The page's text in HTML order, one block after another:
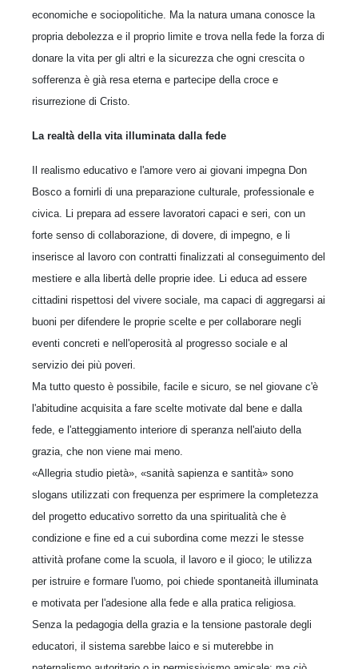
economiche e sociopolitiche. Ma la natura umana conosce la
propria debolezza e il proprio limite e trova nella fede la forza di
donare la vita per gli altri e la sicurezza che ogni crescita o
sofferenza è già resa eterna e partecipe della croce e
risurrezione di Cristo.
La realtà della vita illuminata dalla fede
Il realismo educativo e l'amore vero ai giovani impegna Don
Bosco a fornirli di una preparazione culturale, professionale e
civica. Li prepara ad essere lavoratori capaci e seri, con un
forte senso di collaborazione, di dovere, di impegno, e li
inserisce al lavoro con contratti finalizzati al conseguimento del
mestiere e alla libertà delle proprie idee. Li educa ad essere
cittadini rispettosi del vivere sociale, ma capaci di aggregarsi ai
buoni per difendere le proprie scelte e per collaborare negli
eventi concreti e nell'operosità al progresso sociale e al
servizio dei più poveri.
Ma tutto questo è possibile, facile e sicuro, se nel giovane c'è
l'abitudine acquisita a fare scelte motivate dal bene e dalla
fede, e l'atteggiamento interiore di speranza nell'aiuto della
grazia, che non viene mai meno.
«Allegria studio pietà», «sanità sapienza e santità» sono
slogans utilizzati con frequenza per esprimere la completezza
del progetto educativo sorretto da una spiritualità che è
condizione e fine ed a cui subordina come mezzi le stesse
attività profane come la scuola, il lavoro e il gioco; le utilizza
per istruire e formare l'uomo, poi chiede spontaneità illuminata
e motivata per l'adesione alla fede e alla pratica religiosa.
Senza la pedagogia della grazia e la tensione pastorale degli
educatori, il sistema sarebbe laico e si muterebbe in